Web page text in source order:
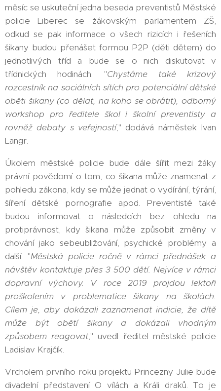
měsíc se uskuteční jedna beseda preventistů Městské
policie Liberec se žákovským parlamentem ZŠ,
odkud se pak informace o všech rizicích i řešeních
šikany budou přenášet formou P2P (děti dětem) do
jednotlivých tříd a bude se o nich diskutovat v
třídnických hodinách. "Chystáme také krizový
rozcestník na sociálních sítích pro potenciální dětské
oběti šikany (co dělat, na koho se obrátit), odborný
workshop pro ředitele škol i školní preventisty a
rovněž debaty s veřejností," dodává náměstek Ivan
Langr.
Úkolem městské policie bude dále šířit mezi žáky
právní povědomí o tom, co šikana může znamenat z
pohledu zákona, kdy se může jednat o vydírání, týrání,
šíření dětské pornografie apod. Preventisté také
budou informovat o následcích bez ohledu na
protiprávnost, kdy šikana může způsobit změny v
chování jako sebeubližování, psychické problémy a
další. "Městská policie ročně v rámci přednášek a
návštěv kontaktuje přes 3 500 dětí. Nejvíce v rámci
dopravní výchovy. V roce 2019 projdou lektoři
proškolením v problematice šikany na školách.
Cílem je, aby dokázali zaznamenat indicie, že dítě
může být obětí šikany a dokázali vhodným
způsobem reagovat," uvedl ředitel městské policie
Ladislav Krajčík.
Vrcholem prvního roku projektu Princezny Julie bude
divadelní představení O vílách a Králi draků. To je